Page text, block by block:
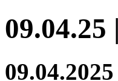
09.04.2025